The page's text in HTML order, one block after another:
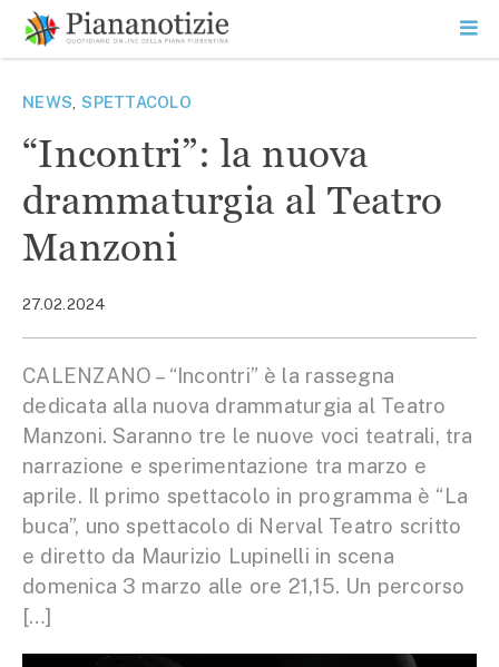
contenuto
SEARCH
NEWS ,SPETTACOLO
“Incontri”: la nuova
drammaturgia al Teatro
Manzoni
27.02.2024
CALENZANO – “Incontri” è la rassegna
dedicata alla nuova drammaturgia al Teatro
Manzoni. Saranno tre le nuove voci teatrali, tra
narrazione e sperimentazione tra marzo e
aprile. Il primo spettacolo in programma è “La
buca”, uno spettacolo di Nerval Teatro scritto
e diretto da Maurizio Lupinelli in scena
domenica 3 marzo alle ore 21,15. Un percorso
[…]